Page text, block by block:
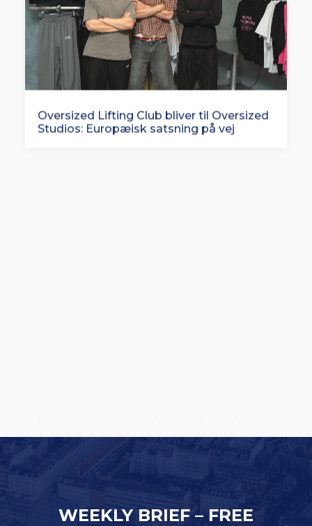
Oversized Lifting Club bliver til Oversized
Studios: Europæisk satsning på vej
WEEKLY BRIEF – FREE